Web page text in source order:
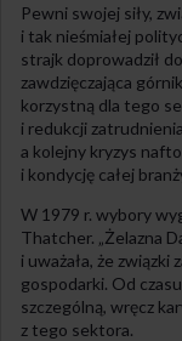
Pewni swojej siły,
i tak nieśmiałej
strajk doprowadził
zawdzięczająca
korzystną dla tego
i redukcji
a kolejny kryzys
i kondycję całej
W 1979 r. wybory
Thatcher. „Żelazna
i uważała, że
gospodarki. Od
szczególną, wręcz
z tego sektora.